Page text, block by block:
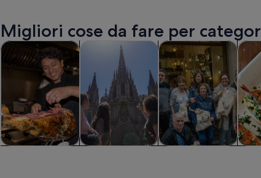
Migliori cose da fare per
Tour e gite di un giorno Apertura in una nuova scheda
Storia e cultura Apertura in una nuova
Cibo, bevande e vita
Tour